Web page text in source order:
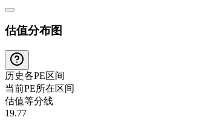
估值分布图
历史各PE区间
当前PE所在区间
估值等分线
19.77